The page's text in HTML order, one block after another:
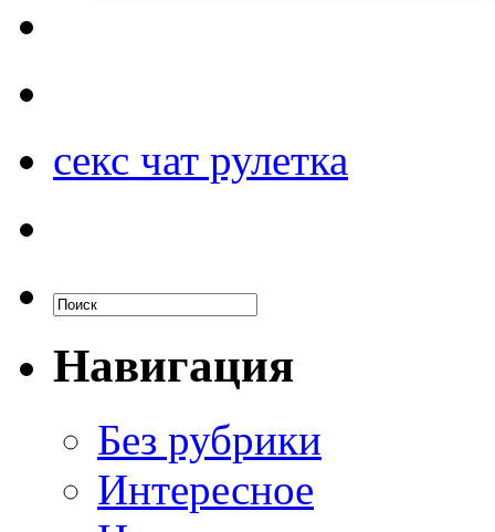
секс чат рулетка
Навигация
Без рубрики
Интересное